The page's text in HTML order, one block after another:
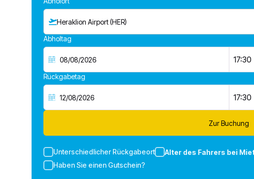
Heraklion Airport (HER)
Abholtag
17:30
Rückgabetag
17:30
Zur Buchung
Unterschiedlicher Rückgabeort Alter des Fahrers bei
Haben Sie einen Gutschein?